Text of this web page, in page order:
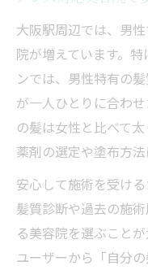
大阪駅周辺では、男
院が増えています。
ンでは、男性特有の
が一人ひとりに合わ
の髪は女性と比べて
薬剤の選定や塗布方法
安心して施術を受け
髪質診断や過去の施
る美容院を選ぶこと
ユーザーから「自分